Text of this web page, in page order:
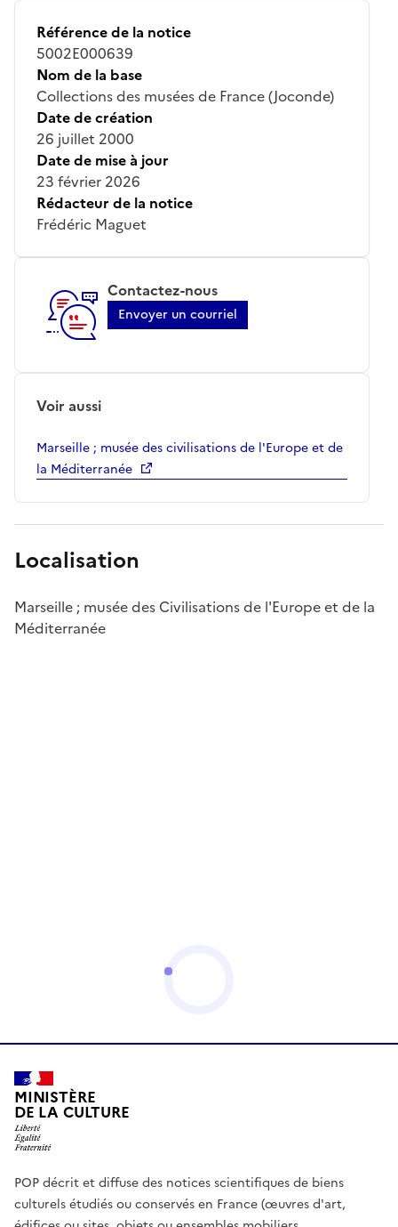
Référence de la notice
5002E000639
Nom de la base
Collections des musées de France (Joconde)
Date de création
26 juillet 2000
Date de mise à jour
23 février 2026
Rédacteur de la notice
Frédéric Maguet
Contactez-nous
Envoyer un courriel
Voir aussi
Marseille ; musée des civilisations de l'Europe et de
la Méditerranée
Localisation
Marseille ; musée des Civilisations de l'Europe et de la
Méditerranée
MINISTÈRE
DE LA CULTURE
POP décrit et diffuse des notices scientifiques de biens
culturels étudiés ou conservés en France (œuvres d'art,